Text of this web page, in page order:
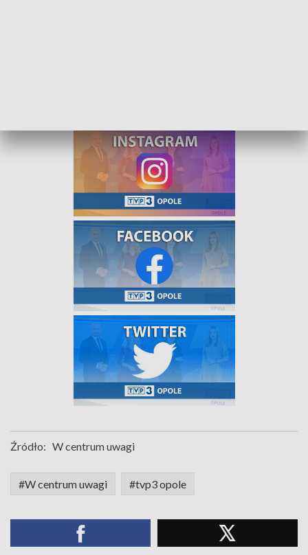
Źródło: W centrum uwagi
#W centrum uwagi #tvp3 opole